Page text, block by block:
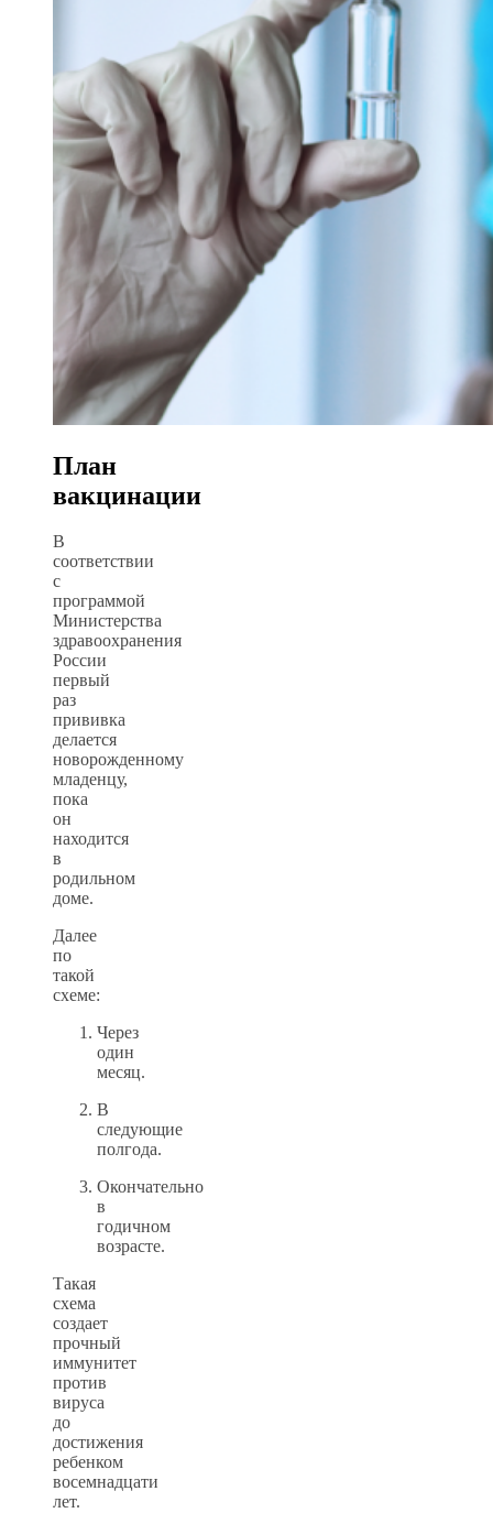
План
вакцинации
В
соответствии
с
программой
Министерства
здравоохранения
России
первый
раз
прививка
делается
новорожденному
младенцу,
пока
он
находится
в
родильном
доме.
Далее
по
такой
схеме:
Через
один
месяц.
В
следующие
полгода.
Окончательно
в
годичном
возрасте.
Такая
схема
создает
прочный
иммунитет
против
вируса
до
достижения
ребенком
восемнадцати
лет.